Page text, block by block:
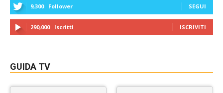
9,300 Follower SEGUI
290,000 Iscritti ISCRIVITI
GUIDA TV